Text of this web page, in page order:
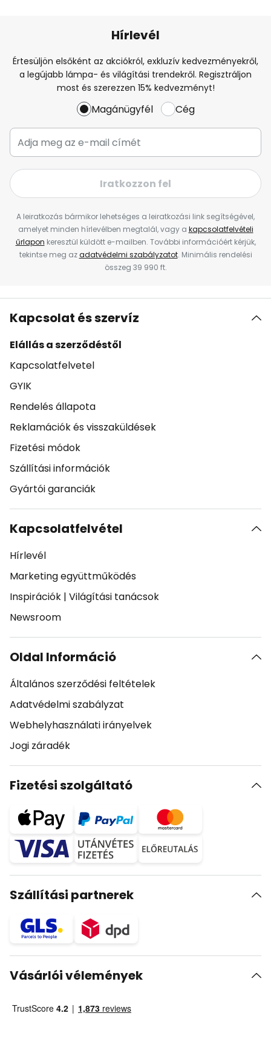
Hírlevél
Értesüljön elsőként az akciókról, exkluzív kedvezményekről,
a legújabb lámpa- és világítási trendekről. Regisztráljon
most és szerezzen 15% kedvezményt!
Magánügyfél Cég
Iratkozzon fel
A leiratkozás bármikor lehetséges a leiratkozási link segítségével,
amelyet minden hírlevélben megtalál, vagy a kapcsolatfelvételi
űrlapon keresztül küldött e-mailben. További információért kérjük,
tekintse meg azadatvédelmi szabályzatot. Minimális rendelési
összeg 39 990 ft.
Kapcsolat és szervíz
Elállás a szerződéstől
Kapcsolatfelvetel
GYIK
Rendelés állapota
Reklamációk és visszaküldések
Fizetési módok
Szállítási információk
Gyártói garanciák
Kapcsolatfelvétel
Hírlevél
Marketing együttműködés
Inspirációk | Világítási tanácsok
Newsroom
Oldal Információ
Általános szerződési feltételek
Adatvédelmi szabályzat
Webhelyhasználati irányelvek
Jogi záradék
Fizetési szolgáltató
Szállítási partnerek
Vásárlói vélemények